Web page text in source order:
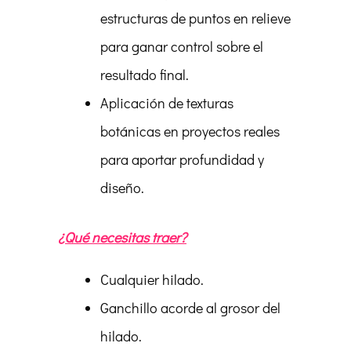
estructuras de puntos en relieve
para ganar control sobre el
resultado final.
Aplicación de texturas
botánicas en proyectos reales
para aportar profundidad y
diseño.
¿Qué necesitas traer?
Cualquier hilado.
Ganchillo acorde al grosor del
hilado.